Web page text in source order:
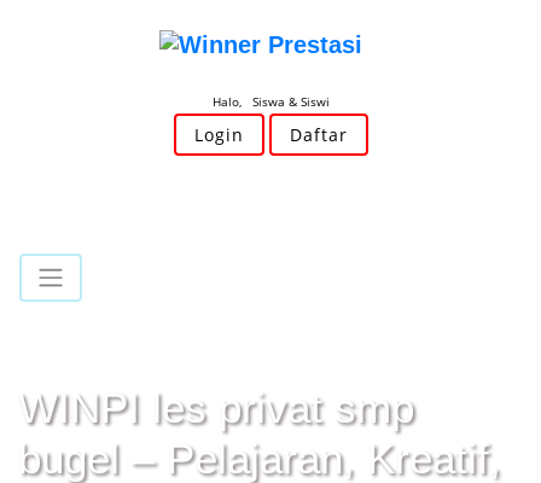
Halo, Siswa & Siswi
Login Daftar
WINPI les privat smp
bugel – Pelajaran, Kreatif,